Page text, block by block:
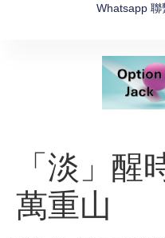
Whatsapp
「淡」醒
萬重山